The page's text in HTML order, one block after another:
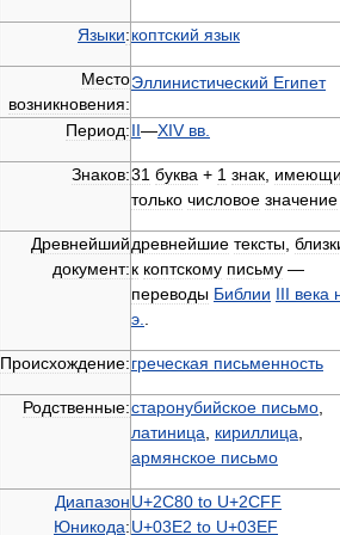
Языки:коптский язык
Место
возникновения:
Эллинистический Египет
Период:II—XIV вв
Знаков:31 буква + 1 знак
только числовое значение
Древнейший
документ:
древнейшие тексты
к коптскому письму —
переводы Библии III века
э
Происхождение:греческая письменность
Родственные:старонубийское письмо
латиница
кириллица
армянское письмо
Диапазон
Юникода:
U+2C80 to U+2CFF
U+03E2 to U+03EF